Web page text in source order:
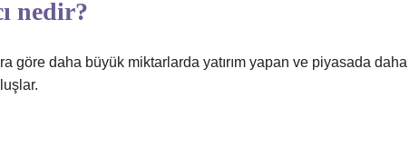
nedir?
göre daha büyük miktarlarda yatırım yapan ve piyasada daha